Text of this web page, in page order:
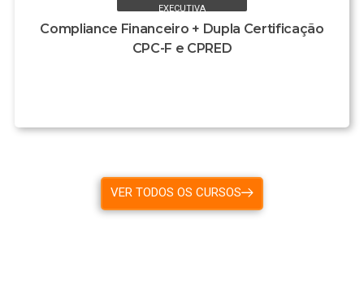
EXECUTIVA
Compliance Financeiro + Dupla Certificação
CPC-F e CPRED
VER TODOS OS CURSOS